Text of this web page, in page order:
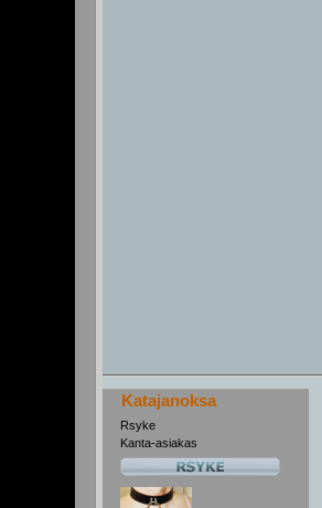
Katajanoksa
Rsyke
Kanta-asiakas